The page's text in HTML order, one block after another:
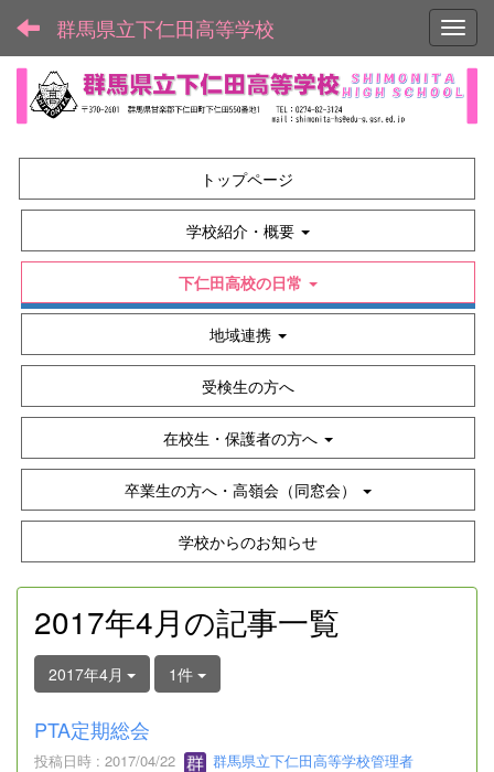
群馬県立下仁田高等学校
トップページ
学校紹介・概要
下仁田高校の日常
地域連携
受検生の方へ
在校生・保護者の方へ
卒業生の方へ・高嶺会（同窓会）
学校からのお知らせ
2017年4月の記事一覧
2017年4月 1件
PTA定期総会
投稿日時 : 2017/04/22 群馬県立下仁田高等学校管理者